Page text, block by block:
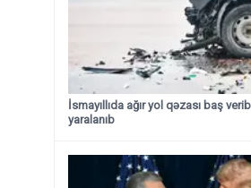
İsmayıllıda ağır yol qəzası baş
yaralanıb